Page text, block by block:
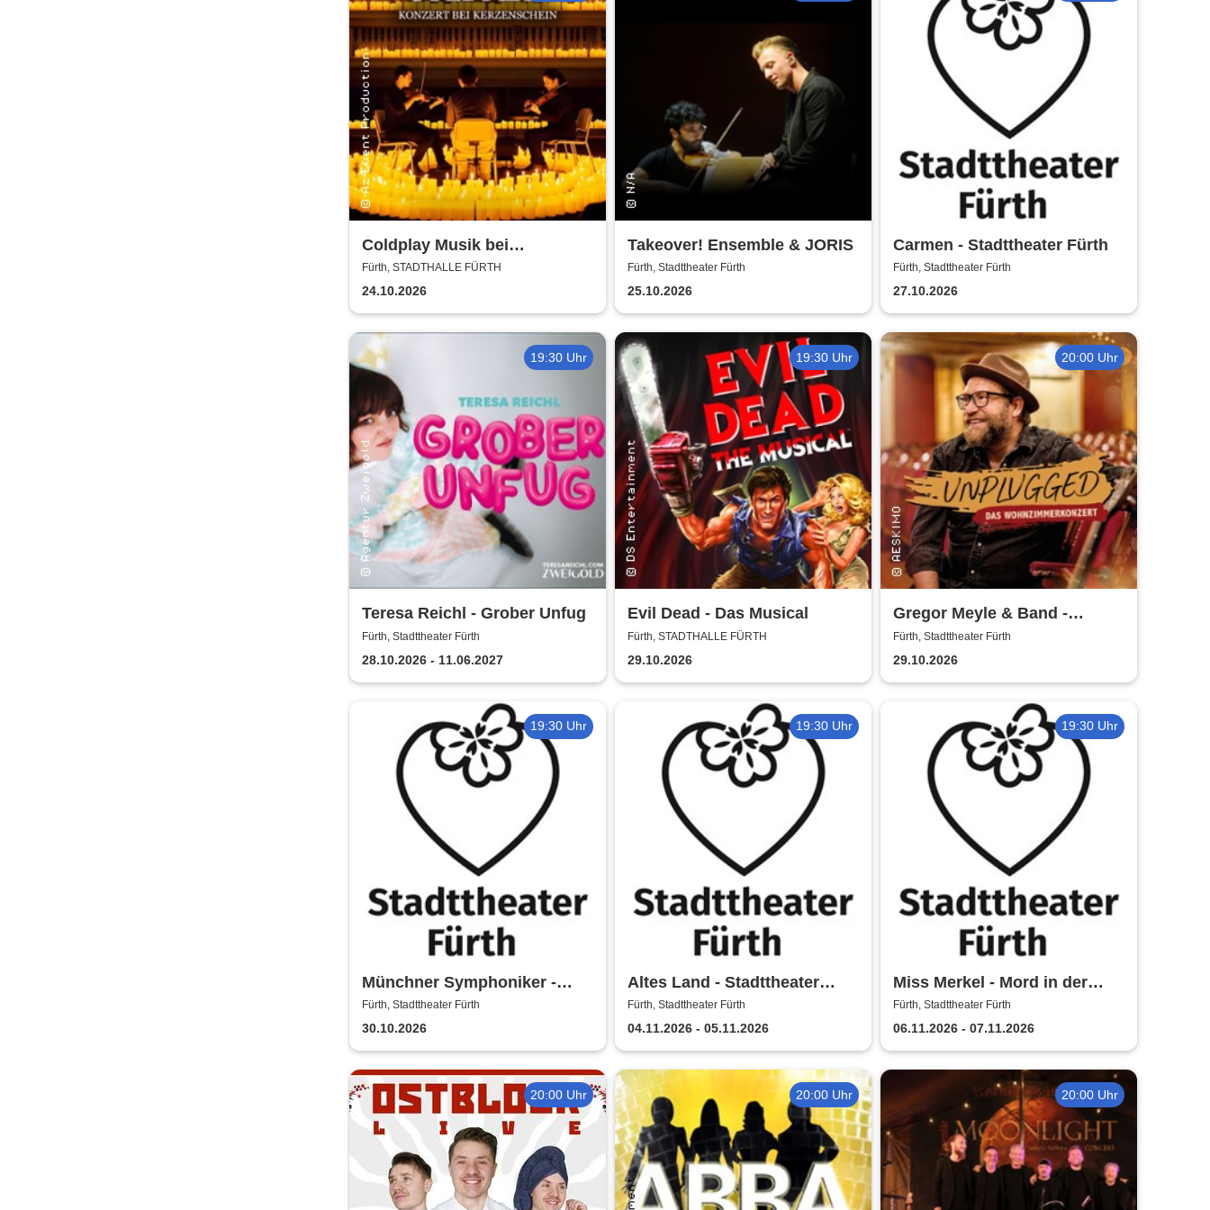
Coldplay Musik bei
Kerzenschein
Fürth, STADTHALLE FÜRTH
24.10.2026
Takeover! Ensemble & JORIS
Fürth, Stadttheater Fürth
25.10.2026
Carmen - Stadttheater Fürth
Fürth, Stadttheater Fürth
27.10.2026
19:30 Uhr
Teresa Reichl - Grober Unfug
Fürth, Stadttheater Fürth
28.10.2026 - 11.06.2027
19:30 Uhr
Evil Dead - Das Musical
Fürth, STADTHALLE FÜRTH
29.10.2026
20:00 Uhr
Gregor Meyle & Band -
Unplugged Tour 2026
Fürth, Stadttheater Fürth
29.10.2026
19:30 Uhr
Münchner Symphoniker -
Stadttheater Fürth
Fürth, Stadttheater Fürth
30.10.2026
19:30 Uhr
Altes Land - Stadttheater
Fürth
Fürth, Stadttheater Fürth
04.11.2026 - 05.11.2026
19:30 Uhr
Miss Merkel - Mord in der
Uckermark | Stadttheater
Fürth
Fürth, Stadttheater Fürth
06.11.2026 - 07.11.2026
20:00 Uhr 20:00 Uhr 20:00 Uhr